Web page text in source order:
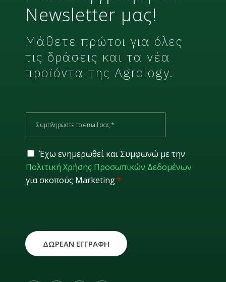
Newsletter μας!
Μάθετε πρώτοι για όλες
τις δράσεις και τα νέα
προϊόντα της Agrology.
a
l
*
G
D
P
R
Έχω ενημερωθεί και Συμφωνώ με την
Πολιτική Χρήσης Προσωπικών Δεδομένων
για σκοπούς Marketing*
ΔΩΡΕΑΝ ΕΓΓΡΑΦΗ